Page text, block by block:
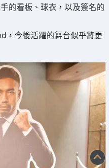
的看板、球衣，以及簽名的
，今後活躍的舞台似乎將更